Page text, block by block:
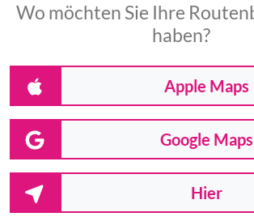
Wo möchten Sie Ihre
haben?
Apple Maps
Google Maps
Hier